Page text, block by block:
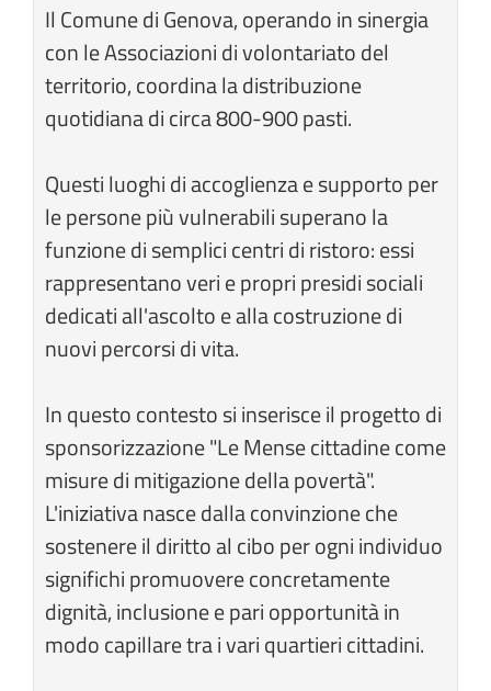
Il Comune di Genova, operando in sinergia
con le Associazioni di volontariato del
territorio, coordina la distribuzione
quotidiana di circa 800-900 pasti.
Questi luoghi di accoglienza e supporto per
le persone più vulnerabili superano la
funzione di semplici centri di ristoro: essi
rappresentano veri e propri presidi sociali
dedicati all'ascolto e alla costruzione di
nuovi percorsi di vita.
In questo contesto si inserisce il progetto di
sponsorizzazione "Le Mense cittadine come
misure di mitigazione della povertà".
L'iniziativa nasce dalla convinzione che
sostenere il diritto al cibo per ogni individuo
significhi promuovere concretamente
dignità, inclusione e pari opportunità in
modo capillare tra i vari quartieri cittadini.